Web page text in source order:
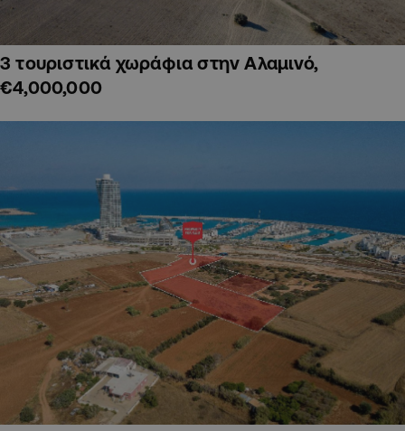
3 τουριστικά χωράφια στην Αλαμινό,
€4,000,000